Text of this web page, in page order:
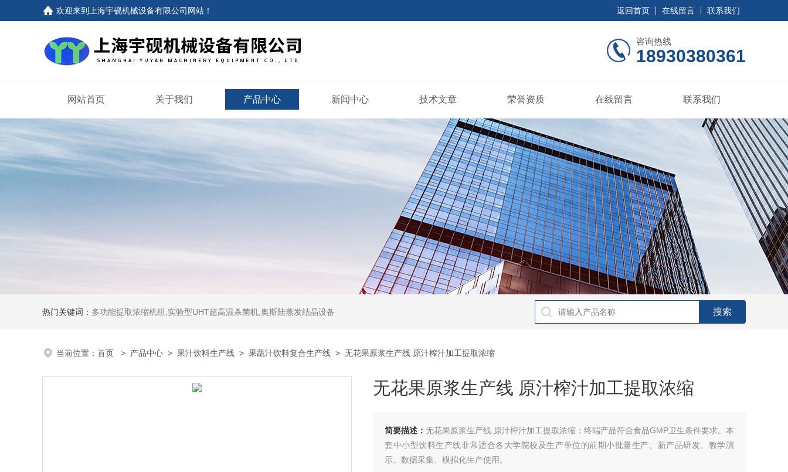
欢迎来到上海宇砚机械设备有限公司网站！ 返回首页 在线留言 联系我们
咨询热线
18930380361
网站首页 关于我们 产品中心 新闻中心 技术文章 荣誉资质 在线留言 联系我们
热门关键词： 多功能提取浓缩机组,实验型UHT超高温杀菌机,奥斯陆蒸发结晶设备
当前位置： 首页 > 产品中心 > 果汁饮料生产线 > 果蔬汁饮料复合生产线 > 无花果原浆生产线 原汁榨汁加工提取浓缩
无花果原浆生产线 原汁榨汁加工提取浓缩
简要描述： 无花果原浆生产线 原汁榨汁加工提取浓缩：终端产品符合食品GMP卫生条件要求。本
套中小型饮料生产线非常适合各大学院校及生产单位的前期小批量生产、新产品研发、教学演
示、数据采集、模拟化生产使用。